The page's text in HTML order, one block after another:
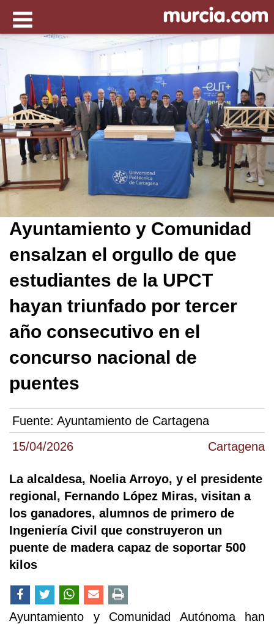
15/04/2026 Cartagena
Ayuntamiento y Comunidad
ensalzan el orgullo de que
estudiantes de la UPCT
hayan triunfado por tercer
año consecutivo en el
concurso nacional de
puentes
Fuente: Ayuntamiento de Cartagena
La alcaldesa, Noelia Arroyo, y el presidente
regional, Fernando López Miras, visitan a
los ganadores, alumnos de primero de
Ingeniería Civil que construyeron un
puente de madera capaz de soportar 500
kilos
Ayuntamiento y Comunidad Autónoma han